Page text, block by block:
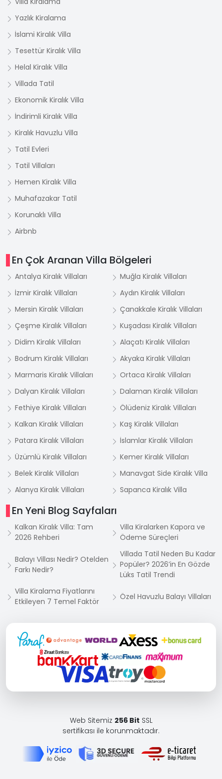
Yazlık Kiralama
İslami Kiralık Villa
Tesettür Kiralık Villa
Helal Kiralık Villa
Villada Tatil
Ekonomik Kiralık Villa
İndirimli Kiralık Villa
Kiralık Havuzlu Villa
Tatil Evleri
Tatil Villaları
Hemen Kiralık Villa
Muhafazakar Tatil
Korunaklı Villa
Airbnb
En Çok Aranan Villa Bölgeleri
Antalya Kiralık Villaları
Muğla Kiralık Villaları
İzmir Kiralık Villaları
Aydın Kiralık Villaları
Mersin Kiralık Villaları
Çanakkale Kiralık Villaları
Çeşme Kiralık Villaları
Kuşadası Kiralık Villaları
Didim Kiralık Villaları
Alaçatı Kiralık Villaları
Bodrum Kiralık Villaları
Akyaka Kiralık Villaları
Marmaris Kiralık Villaları
Ortaca Kiralık Villaları
Dalyan Kiralık Villaları
Dalaman Kiralık Villaları
Fethiye Kiralık Villaları
Ölüdeniz Kiralık Villaları
Kalkan Kiralık Villaları
Kaş Kiralık Villaları
Patara Kiralık Villaları
İslamlar Kiralık Villaları
Üzümlü Kiralık Villaları
Kemer Kiralık Villaları
Belek Kiralık Villaları
Manavgat Side Kiralık Villa
Alanya Kiralık Villaları
Sapanca Kiralık Villa
En Yeni Blog Sayfaları
Kalkan Kiralık Villa: Tam
2026 Rehberi
Villa Kiralarken Kapora ve
Ödeme Süreçleri
Balayı Villası Nedir? Otelden
Farkı Nedir?
Villada Tatil Neden Bu Kadar
Popüler? 2026’in En Gözde
Lüks Tatil Trendi
Villa Kiralama Fiyatlarını
Etkileyen 7 Temel Faktör
Özel Havuzlu Balayı Villaları
Web Sitemiz 256 Bit SSL
sertifikası ile korunmaktadır.